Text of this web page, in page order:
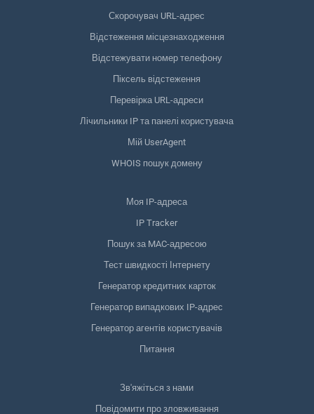
Скорочувач URL-адрес
Відстеження місцезнаходження
Відстежувати номер телефону
Піксель відстеження
Перевірка URL-адреси
Лічильники IP та панелі користувача
Мій UserAgent
WHOIS пошук домену
Моя IP-адреса
IP Tracker
Пошук за MAC-адресою
Тест швидкості Інтернету
Генератор кредитних карток
Генератор випадкових IP-адрес
Генератор агентів користувачів
Питання
Зв'яжіться з нами
Повідомити про зловживання